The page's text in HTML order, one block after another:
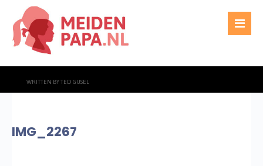
WRITTEN BYTED GIJSEL
IMG_2267